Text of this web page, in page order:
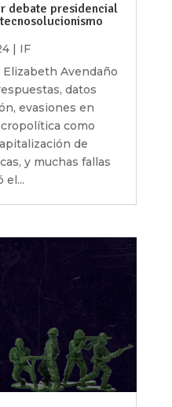
debate presidencial
| IF
Elizabeth Avendaño
datos
evasiones en
como
de
y muchas fallas
el...